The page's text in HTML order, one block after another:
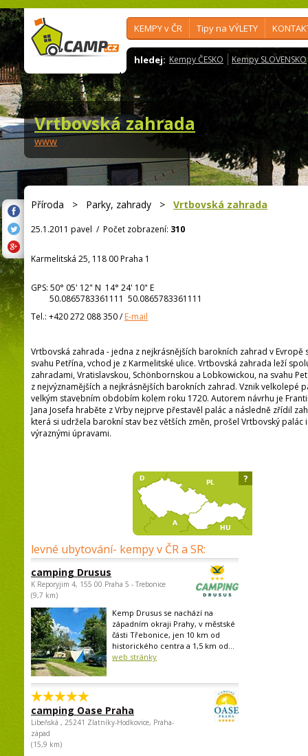
KEMPY v ČR Tipy na VÝLETY
hledej: Kempy ČESKO Kempy SLOVENSKO
Vrtbovská zahrada
www
Příroda > Parky, zahrady > Vrtbovská zahrada
25.1.2011 pavel / Počet zobrazení: 310
Karmelitská 25, 118 00 Praha 1
GPS: 50° 05' 12" N 14° 24' 10" E
50.0865783361111 50.0865783361111
Tel.: +420 272 088 350/E-mail
Vrtbovská zahrada - jedna z nejkrásnějších barokních zahrad v Evropě
svahu Petřína, vchod je z Karmelitské ulice. Vrtbovská zahrada leží
zahradami, Vratislavskou, Schönbornskou a Lobkowickou, na svahu
z nejvýznamějších a nejkrásnějších barokních zahrad. Vznik velkolepé
velkým stavebním obdobím kolem roku 1720. Autorem návrhu je
Jana Josefa hraběte z Vrby nejprve přestavěl palác a následně zřídil
která si udržela barokní stav bez větších změn, prošel Vrtbovský
výraznými úpravami.
levné ubytování- kempy v ČR a SR:
camping Drusus
K Reporyjim 4, 155 00 Praha 5 - Trebonice
(9,7 km)
Kemp Drusus se nachází na
západním okraji Prahy, v městské
části Třebonice, jen 10 km od
historického centra a 1,5 km od...
web stránky
camping Oase Praha
Libeňská , 25241 Zlatníky-Hodkovice, Praha-
západ
(15,9 km)
?